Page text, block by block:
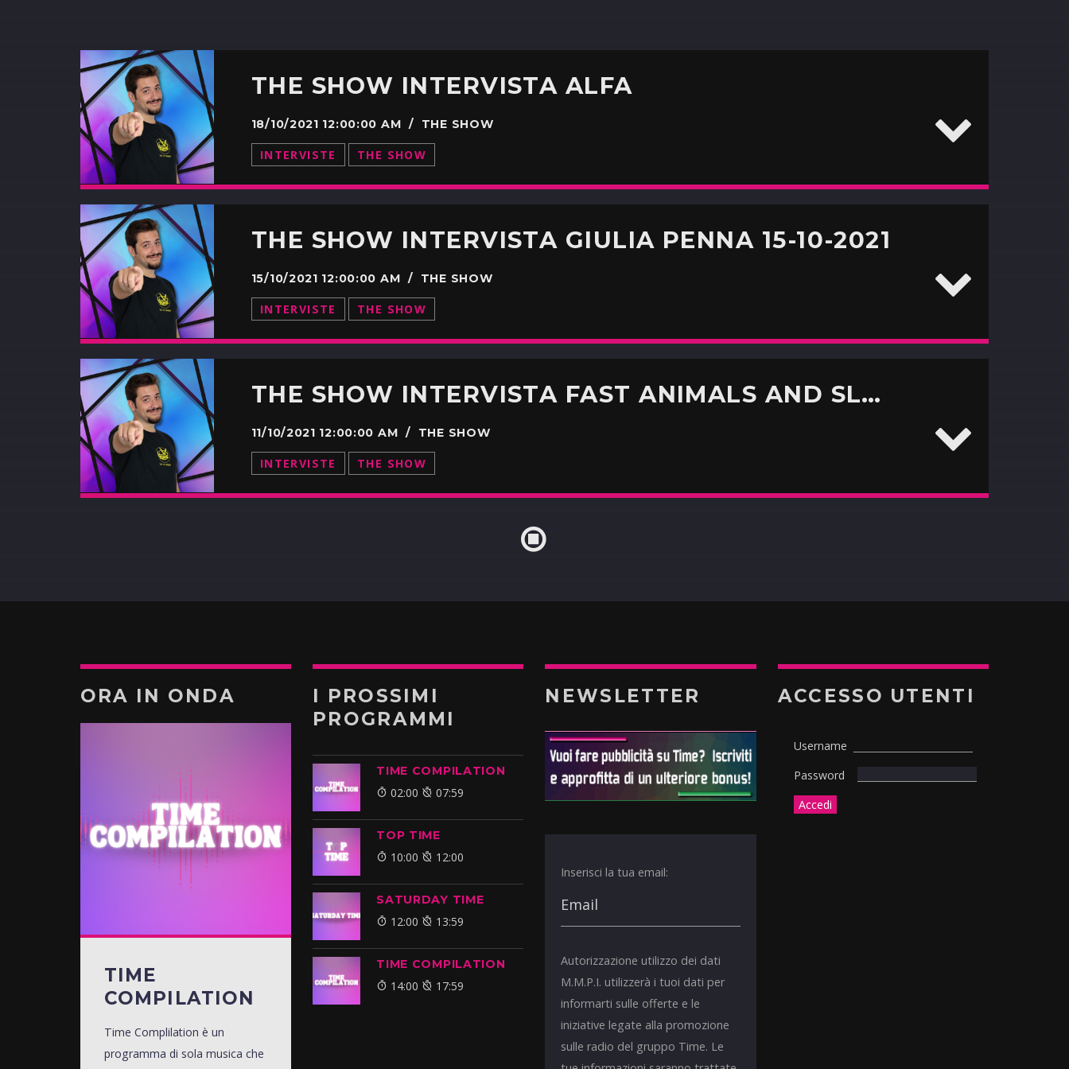
THE SHOW INTERVISTA ALFA
18/10/2021 12:00:00 AM / THE SHOW
INTERVISTE THE SHOW
THE SHOW INTERVISTA GIULIA PENNA 15-10-2021
15/10/2021 12:00:00 AM / THE SHOW
INTERVISTE THE SHOW
THE SHOW INTERVISTA FAST ANIMALS AND SLOW KIDS
11/10/2021 12:00:00 AM / THE SHOW
INTERVISTE THE SHOW
ORA IN ONDA
TIME
COMPILATION
Time Complilation è un
programma di sola musica che
I PROSSIMI
PROGRAMMI
TIME COMPILATION
02:00 07:59
TOP TIME
10:00 12:00
SATURDAY TIME
12:00 13:59
TIME COMPILATION
14:00 17:59
NEWSLETTER
Inserisci la tua email:
Autorizzazione utilizzo dei dati
M.M.P.I. utilizzerà i tuoi dati per
informarti sulle offerte e le
iniziative legate alla promozione
sulle radio del gruppo Time. Le
ACCESSO UTENTI
Username
Password